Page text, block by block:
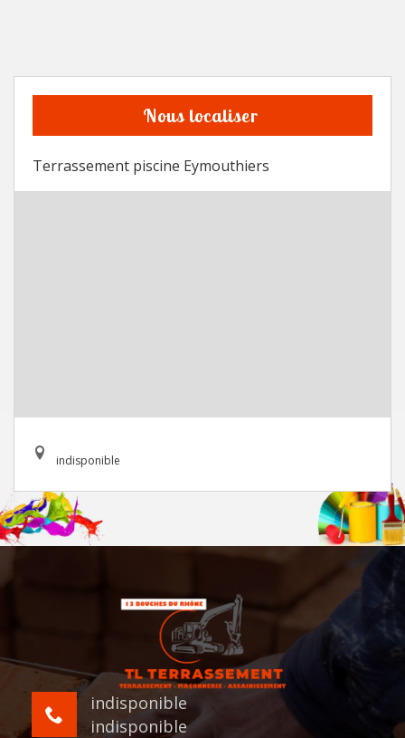
Nous localiser
Terrassement piscine Eymouthiers
indisponible
indisponible
indisponible